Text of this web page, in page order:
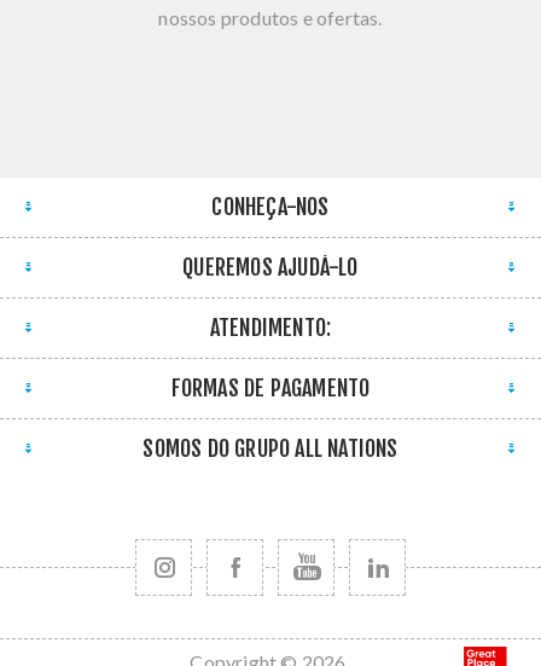
nossos produtos e ofertas.
CONHEÇA-NOS
QUEREMOS AJUDÁ-LO
ATENDIMENTO:
FORMAS DE PAGAMENTO
SOMOS DO GRUPO ALL NATIONS